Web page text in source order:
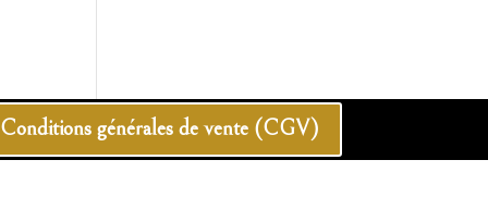
Conditions générales de vente (CGV)